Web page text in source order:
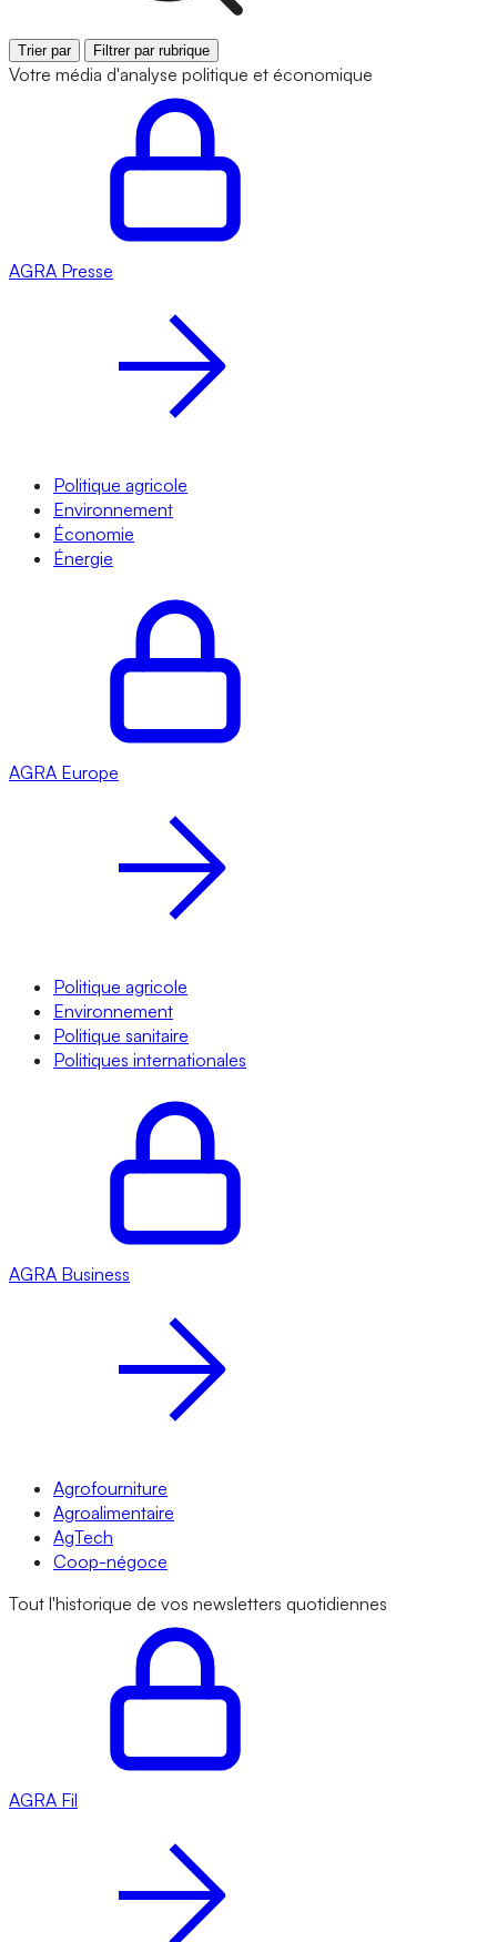
Trier par Filtrer par rubrique
Votre média d'analyse politique et économique
AGRA Presse
Politique agricole
Environnement
Économie
Énergie
AGRA Europe
Politique agricole
Environnement
Politique sanitaire
Politiques internationales
AGRA Business
Agrofourniture
Agroalimentaire
AgTech
Coop-négoce
Tout l'historique de vos newsletters quotidiennes
AGRA Fil